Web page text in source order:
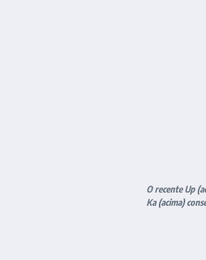
O recente Up
Ka (acima)